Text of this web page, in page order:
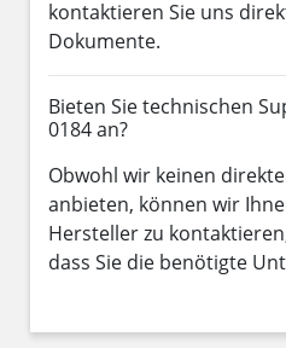
kontaktieren Sie uns
Dokumente.
Bieten Sie technischen
0184 an?
Obwohl wir keinen
anbieten, können wir
Hersteller zu
dass Sie die benötigte